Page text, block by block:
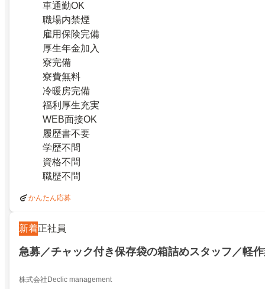
車通勤OK
職場内禁煙
雇用保険完備
厚生年金加入
寮完備
寮費無料
冷暖房完備
福利厚生充実
WEB面接OK
履歴書不要
学歴不問
資格不問
職歴不問
かんたん応募
新着正社員
急募／チャック付き保存袋の箱詰めスタッフ／軽
株式会社Declic management